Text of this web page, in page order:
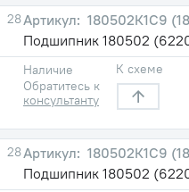
28
180502К1С9
Подшипник 180502
Наличие
Обратитесь к
консультанту
К схеме
28
180502К1С9
Подшипник 180502